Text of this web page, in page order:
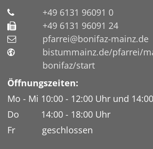
+49 6131 96091 0
+49 6131 96091 24
pfarrei@bonifaz-mainz.de
bistummainz.de/pfarrei/
bonifaz/start
Öffnungszeiten:
Mo - Mi 10:00 - 12:00 Uhr und
Do 14:00 - 18:00 Uhr
Fr geschlossen